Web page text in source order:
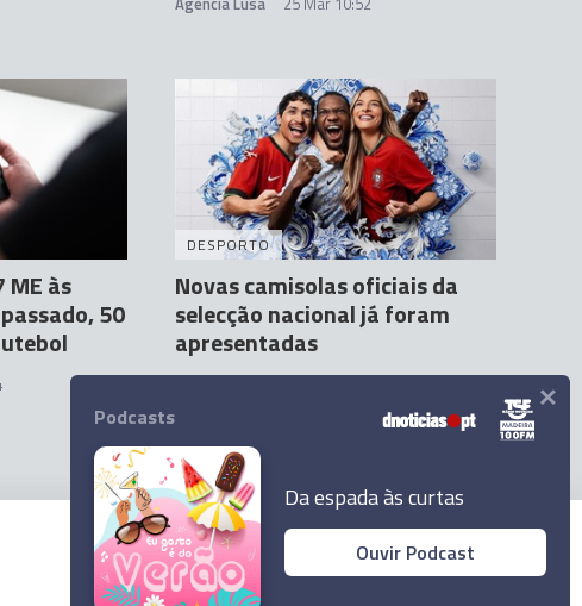
às
50
DESPORTO
Novas camisolas oficiais da
selecção nacional já foram
apresentadas
© 2024 Empresa Diário de Notícias, Lda.
Podcasts
Da espada às curtas
Ouvir Podcast
×